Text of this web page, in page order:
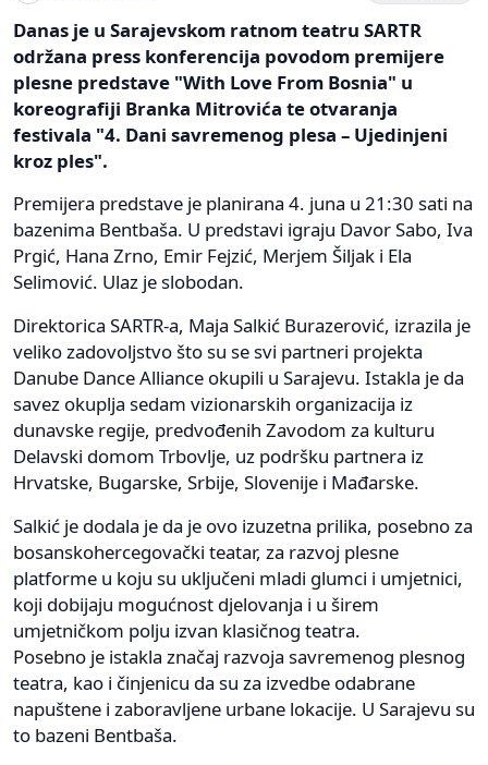
Danas je u Sarajevskom ratnom teatru SARTR
održana press konferencija povodom premijere
plesne predstave "With Love From Bosnia" u
koreografiji Branka Mitrovića te otvaranja
festivala "4. Dani savremenog plesa – Ujedinjeni
kroz ples".
Premijera predstave je planirana 4. juna u 21:30 sati na
bazenima Bentbaša. U predstavi igraju Davor Sabo, Iva
Prgić, Hana Zrno, Emir Fejzić, Merjem Šiljak i Ela
Selimović. Ulaz je slobodan.
Direktorica SARTR-a, Maja Salkić Burazerović, izrazila je
veliko zadovoljstvo što su se svi partneri projekta
Danube Dance Alliance okupili u Sarajevu. Istakla je da
savez okuplja sedam vizionarskih organizacija iz
dunavske regije, predvođenih Zavodom za kulturu
Delavski domom Trbovlje, uz podršku partnera iz
Hrvatske, Bugarske, Srbije, Slovenije i Mađarske.
Salkić je dodala je da je ovo izuzetna prilika, posebno za
bosanskohercegovački teatar, za razvoj plesne
platforme u koju su uključeni mladi glumci i umjetnici,
koji dobijaju mogućnost djelovanja i u širem
umjetničkom polju izvan klasičnog teatra.
Posebno je istakla značaj razvoja savremenog plesnog
teatra, kao i činjenicu da su za izvedbe odabrane
napuštene i zaboravljene urbane lokacije. U Sarajevu su
to bazeni Bentbaša.